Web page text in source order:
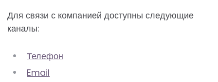
Для связи с компанией доступны следующие
каналы:
Телефон
Email